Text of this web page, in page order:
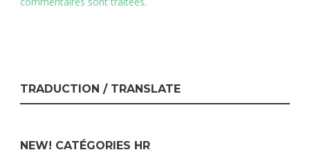
TRADUCTION / TRANSLATE
NEW! CATÉGORIES HR